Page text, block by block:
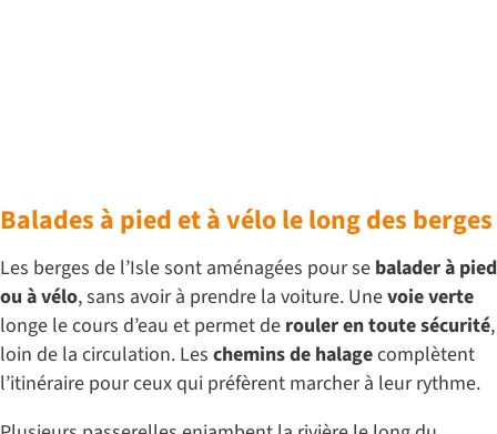
Balades à pied et à vélo le long des berges
Les berges de l’Isle sont aménagées pour se balader à pied
ou à vélo, sans avoir à prendre la voiture. Unevoie verte
longe le cours d’eau et permet de rouler en toute sécurité,
loin de la circulation. Les chemins de halagecomplètent
l’itinéraire pour ceux qui préfèrent marcher à leur rythme.